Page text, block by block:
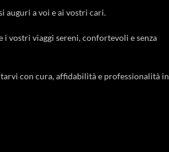
auguri a voi e ai vostri cari.
i vostri viaggi sereni, confortevoli e senza
con cura, affidabilità e professionalità in